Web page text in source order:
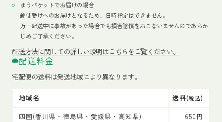
ゆうパケットでお届けの場合
郵便受けへのお届けとなるため、日時指定はできません。
万一配送中に事故があった場合でも損害賠償をおこないませんのであらか
じめご了承ください。
配送方法に関しての詳しい説明はこちらをご覧ください。
配送料金
宅配便の送料は発送地域により異なります。
地域名 送料(税込)
四国(香川県・徳島県・愛媛県・高知県)
650円